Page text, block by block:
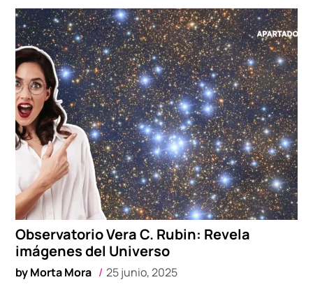
Observatorio Vera C. Rubin: Revela
imágenes del Universo
byMorta Mora 25 junio, 2025